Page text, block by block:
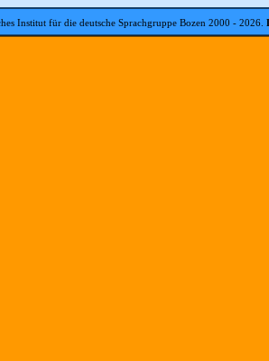
Institut für die deutsche Sprachgruppe Bozen 2000 - 2026